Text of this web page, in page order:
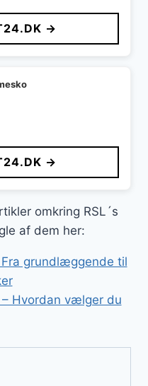
→
→
omkring RSL´s
af dem her:
grundlæggende til
Hvordan vælger du